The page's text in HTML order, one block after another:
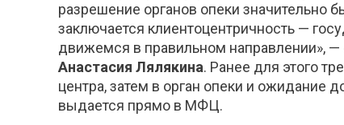
разрешение органов опеки
заключается клиентоцентричность —
движемся в правильном направлении», —
Анастасия Лялякина. Ранее для этого
центра, затем в орган опеки и ожидание
выдается прямо в МФЦ.